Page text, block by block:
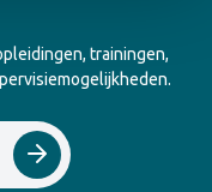
trainingen,